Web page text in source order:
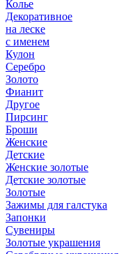
Колье
Декоративное
на леске
с именем
Кулон
Серебро
Золото
Фианит
Другое
Пирсинг
Броши
Женские
Детские
Женские золотые
Детские золотые
Золотые
Зажимы для галстука
Запонки
Сувениры
Золотые украшения